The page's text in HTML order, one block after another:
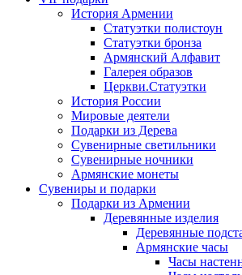
История Армении
Статуэтки полистоун
Статуэтки бронза
Армянский Алфавит
Галерея образов
Церкви.Статуэтки
История России
Мировые деятели
Подарки из Дерева
Сувенирные светильники
Сувенирные ночники
Армянские монеты
Сувениры и подарки
Подарки из Армении
Деревянные изделия
Деревянные
Армянские часы
Часы